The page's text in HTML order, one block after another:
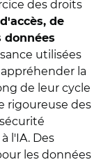
des droits
de
données
utilisées
la
de leur cycle
rigoureuse des
l'IA. Des
les données